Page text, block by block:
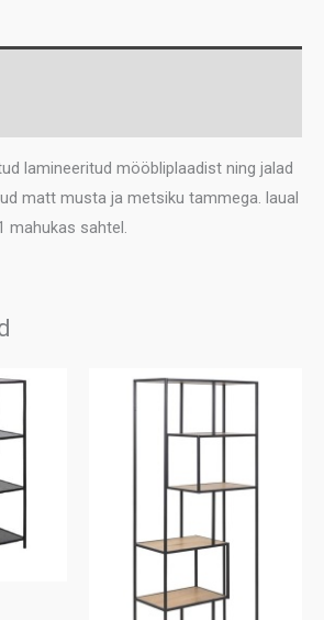
lamineeritud mööbliplaadist ning jalad
matt musta ja metsiku tammega. laual
mahukas sahtel.